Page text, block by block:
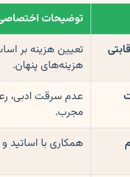
توضیحات
تعیین هزینه بر
هزینه‌های پنهان.
عدم سرقت ادبی،
مجرب.
همکاری با